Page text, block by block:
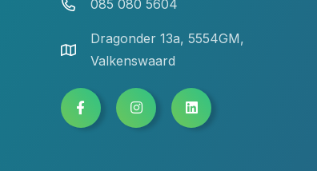
085 080 5604
Dragonder 13a, 5554GM,
Valkenswaard